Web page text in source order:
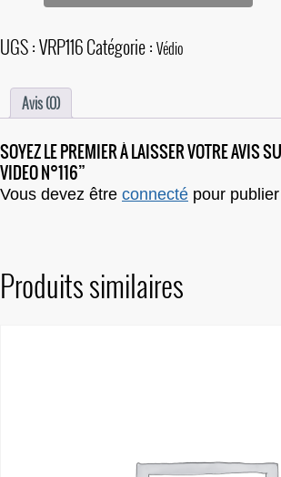
UGS :VRP116Catégorie : Védio
Avis (0)
SOYEZ LE PREMIER À LAISSER VOTRE AVIS
VIDEO N°116”
Vous devez être connecté pour
Produits similaires